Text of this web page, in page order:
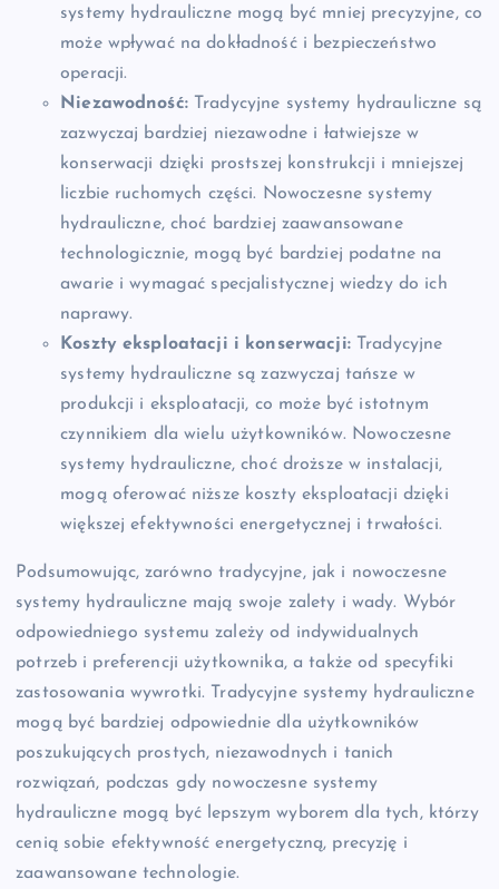
systemy hydrauliczne mogą być mniej precyzyjne, co
może wpływać na dokładność i bezpieczeństwo
operacji.
Niezawodność:Tradycyjne systemy hydrauliczne są
zazwyczaj bardziej niezawodne i łatwiejsze w
konserwacji dzięki prostszej konstrukcji i mniejszej
liczbie ruchomych części. Nowoczesne systemy
hydrauliczne, choć bardziej zaawansowane
technologicznie, mogą być bardziej podatne na
awarie i wymagać specjalistycznej wiedzy do ich
naprawy.
Koszty eksploatacji i konserwacji:Tradycyjne
systemy hydrauliczne są zazwyczaj tańsze w
produkcji i eksploatacji, co może być istotnym
czynnikiem dla wielu użytkowników. Nowoczesne
systemy hydrauliczne, choć droższe w instalacji,
mogą oferować niższe koszty eksploatacji dzięki
większej efektywności energetycznej i trwałości.
Podsumowując, zarówno tradycyjne, jak i nowoczesne
systemy hydrauliczne mają swoje zalety i wady. Wybór
odpowiedniego systemu zależy od indywidualnych
potrzeb i preferencji użytkownika, a także od specyfiki
zastosowania wywrotki. Tradycyjne systemy hydrauliczne
mogą być bardziej odpowiednie dla użytkowników
poszukujących prostych, niezawodnych i tanich
rozwiązań, podczas gdy nowoczesne systemy
hydrauliczne mogą być lepszym wyborem dla tych, którzy
cenią sobie efektywność energetyczną, precyzję i
zaawansowane technologie.